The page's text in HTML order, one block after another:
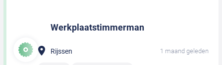
Werkplaatstimmerman
Rijssen 1 maand geleden